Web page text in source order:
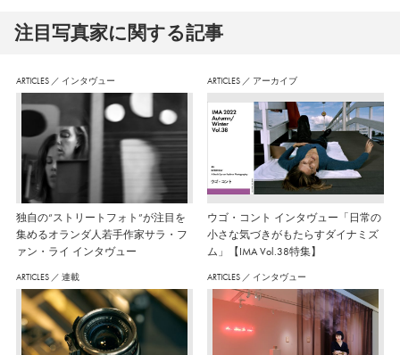
注⽬写真家に関する記事
ARTICLES ／ インタヴュー
独自の“ストリートフォト”が注目を
集めるオランダ人若手作家サラ・フ
ァン・ライ インタヴュー
ARTICLES ／ アーカイブ
ウゴ・コント インタヴュー「日常の
小さな気づきがもたらすダイナミズ
ム」【IMA Vol.38特集】
ARTICLES ／ 連載 ARTICLES ／ インタヴュー